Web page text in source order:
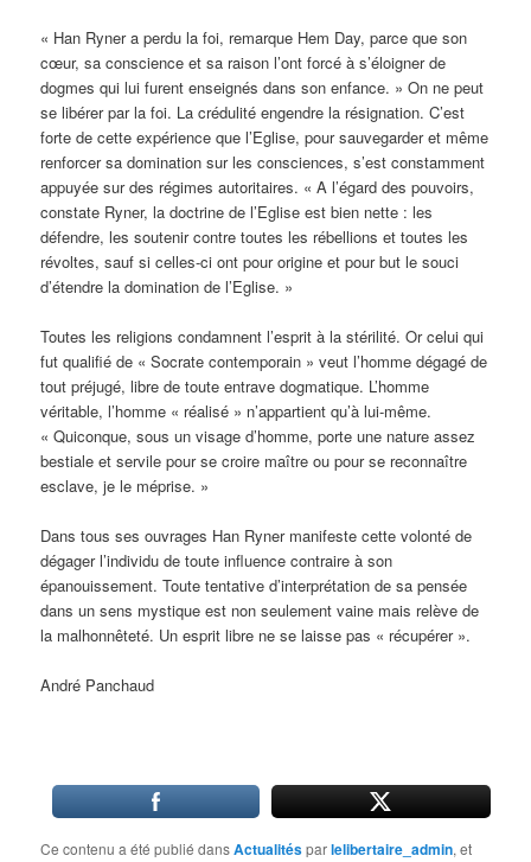
« Han Ryner a perdu la foi, remarque Hem Day, parce que son
cœur, sa conscience et sa raison l’ont forcé à s’éloigner de
dogmes qui lui furent enseignés dans son enfance. » On ne peut
se libérer par la foi. La crédulité engendre la résignation. C’est
forte de cette expérience que l’Eglise, pour sauvegarder et même
renforcer sa domination sur les consciences, s’est constamment
appuyée sur des régimes autoritaires. « A l’égard des pouvoirs,
constate Ryner, la doctrine de l’Eglise est bien nette : les
défendre, les soutenir contre toutes les rébellions et toutes les
révoltes, sauf si celles-ci ont pour origine et pour but le souci
d’étendre la domination de l’Eglise. »
Toutes les religions condamnent l’esprit à la stérilité. Or celui qui
fut qualifié de « Socrate contemporain » veut l’homme dégagé de
tout préjugé, libre de toute entrave dogmatique. L’homme
véritable, l’homme « réalisé » n’appartient qu’à lui-même.
« Quiconque, sous un visage d’homme, porte une nature assez
bestiale et servile pour se croire maître ou pour se reconnaître
esclave, je le méprise. »
Dans tous ses ouvrages Han Ryner manifeste cette volonté de
dégager l’individu de toute influence contraire à son
épanouissement. Toute tentative d’interprétation de sa pensée
dans un sens mystique est non seulement vaine mais relève de
la malhonnêteté. Un esprit libre ne se laisse pas « récupérer ».
André Panchaud
Ce contenu a été publié dansActualitésparlelibertaire_admin, et